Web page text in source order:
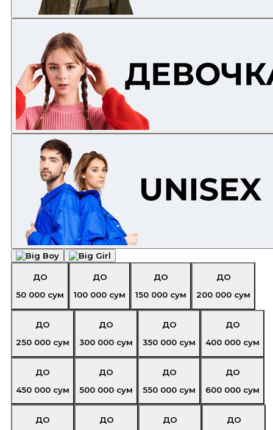
ДО
50 000 сум
ДО
100 000 сум
ДО
150 000 сум
ДО
200 000 сум
ДО
250 000 сум
ДО
300 000 сум
ДО
350 000 сум
ДО
400 000 сум
ДО
450 000 сум
ДО
500 000 сум
ДО
550 000 сум
ДО
600 000 сум
ДО
ДО
ДО
ДО